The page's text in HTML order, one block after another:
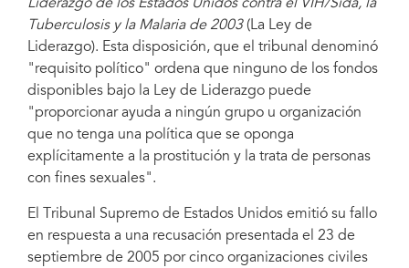
Liderazgo de los Estados Unidos contra el VIH/Sida, la
Tuberculosis y la Malaria de 2003(La Ley de
Liderazgo). Esta disposición, que el tribunal denominó
"requisito político" ordena que ninguno de los fondos
disponibles bajo la Ley de Liderazgo puede
"proporcionar ayuda a ningún grupo u organización
que no tenga una política que se oponga
explícitamente a la prostitución y la trata de personas
con fines sexuales".
El Tribunal Supremo de Estados Unidos emitió su fallo
en respuesta a una recusación presentada el 23 de
septiembre de 2005 por cinco organizaciones civiles